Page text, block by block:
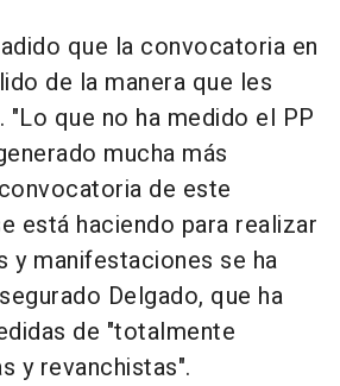
que la convocatoria en
de la manera que les
"Lo que no ha medido el PP
mucha más
de este
está haciendo para realizar
y manifestaciones se ha
Delgado, que ha
de "totalmente
y revanchistas".